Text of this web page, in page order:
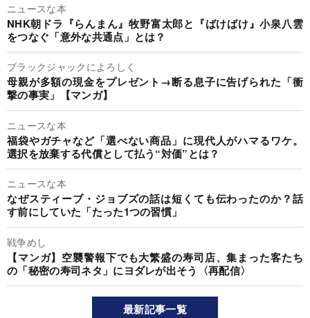
ニュースな本
NHK朝ドラ『らんまん』牧野富太郎と『ばけばけ』小泉八雲
をつなぐ「意外な共通点」とは？
ブラックジャックによろしく
母親が多額の現金をプレゼント→断る息子に告げられた「衝
撃の事実」【マンガ】
ニュースな本
福袋やガチャなど「選べない商品」に現代人がハマるワケ。
選択を放棄する代償として払う“対価”とは？
ニュースな本
なぜスティーブ・ジョブズの話は短くても伝わったのか？話
す前にしていた「たった1つの習慣」
戦争めし
【マンガ】空襲警報下でも大繁盛の寿司店、集まった客たち
の「秘密の寿司ネタ」にヨダレが出そう〈再配信〉
最新記事一覧